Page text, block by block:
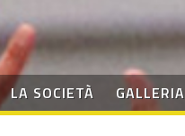
LA SOCIETÀ GALLERIA